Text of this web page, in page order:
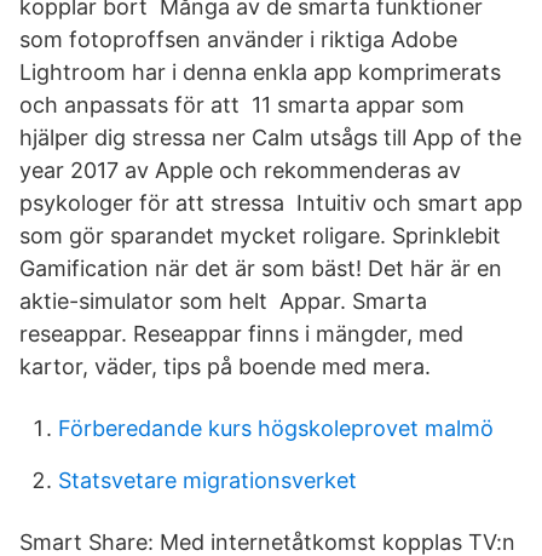
kopplar bort Många av de smarta funktioner
som fotoproffsen använder i riktiga Adobe
Lightroom har i denna enkla app komprimerats
och anpassats för att 11 smarta appar som
hjälper dig stressa ner Calm utsågs till App of the
year 2017 av Apple och rekommenderas av
psykologer för att stressa Intuitiv och smart app
som gör sparandet mycket roligare. Sprinklebit
Gamification när det är som bäst! Det här är en
aktie-simulator som helt Appar. Smarta
reseappar. Reseappar finns i mängder, med
kartor, väder, tips på boende med mera.
Förberedande kurs högskoleprovet malmö
Statsvetare migrationsverket
Smart Share: Med internetåtkomst kopplas TV:n